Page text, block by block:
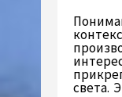
света.